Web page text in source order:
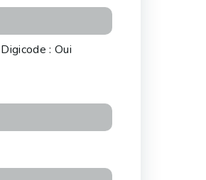
Digicode : Oui